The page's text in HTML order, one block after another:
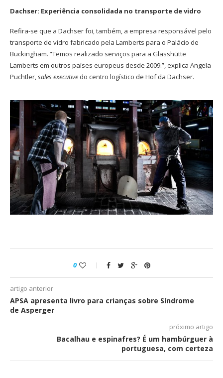
Dachser: Experiência consolidada no transporte de vidro
Refira-se que a Dachser foi, também, a empresa responsável pelo
transporte de vidro fabricado pela Lamberts para o Palácio de
Buckingham. “Temos realizado serviços para a Glasshütte
Lamberts em outros países europeus desde 2009.”, explica Angela
Puchtler,sales executive do centro logístico de Hof da Dachser.
0
artigo anterior
APSA apresenta livro para crianças sobre Síndrome
de Asperger
próximo artigo
Bacalhau e espinafres? É um hambúrguer à
portuguesa, com certeza